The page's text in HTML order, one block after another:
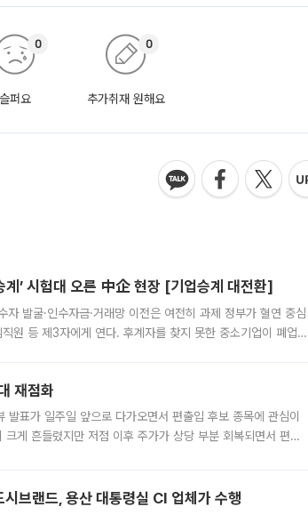
슬퍼요
0
추가취재 원해요
0
’ 시험대 오른 中企 현장 [기업승계 대전환]
발굴·인수자금·거래망 이전은 여전히 과제 정부가 혈연 중심
원 등 제3자에게 연다. 후계자를 찾지 못한 중소기업이 폐업
재점화
표가 일주일 앞으로 다가오면서 편출입 후보 종목에 관심이
게 흔들렸지만 저점 이후 주가가 상당 부분 회복되면서 편입
랜드, 용산 대통령실 CI 업체가 수행